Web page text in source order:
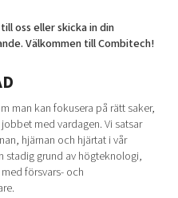
oss eller skicka in din
Välkommen till Combitech!
man kan fokusera på rätt saker,
med vardagen. Vi satsar
hjärnan och hjärtat i vår
stadig grund av högteknologi,
försvars- och